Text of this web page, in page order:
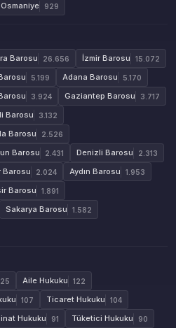
Osmaniye 929
Barosu 26.656 İzmir Barosu 15.072
5.199 Adana Barosu 5.170
3.924 Gaziantep Barosu 3.717
Barosu 3.132
Barosu 2.526
Barosu 2.431 Denizli Barosu 2.313
Barosu 2.024 Aydın Barosu 1.953
Barosu 1.891
Sakarya Barosu 1.582
Aile Hukuku 122
107 Ticaret Hukuku 104
Hukuku 91 Tüketici Hukuku 90